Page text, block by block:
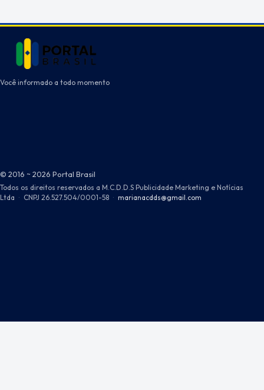
Você informado a todo momento
© 2016 ~ 2026 Portal Brasil
Todos os direitos reservados a M.C.D.D.S Publicidade Marketing e Notícias
Ltda · CNPJ 26.527.504/0001-58 · marianacdds@gmail.com